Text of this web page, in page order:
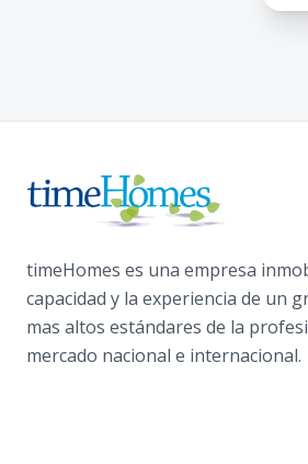
timeHomes es una empresa
capacidad y la experiencia de un
mas altos estándares de la
mercado nacional e internacional.